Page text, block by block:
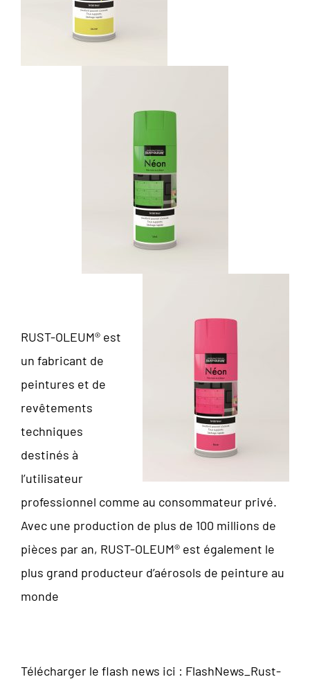
RUST-OLEUM® est
un fabricant de
peintures et de
revêtements
techniques
destinés à
l’utilisateur
professionnel comme au consommateur privé.
Avec une production de plus de 100 millions de
pièces par an, RUST-OLEUM® est également le
plus grand producteur d’aérosols de peinture au
monde
Télécharger le flash news ici : FlashNews_Rust-